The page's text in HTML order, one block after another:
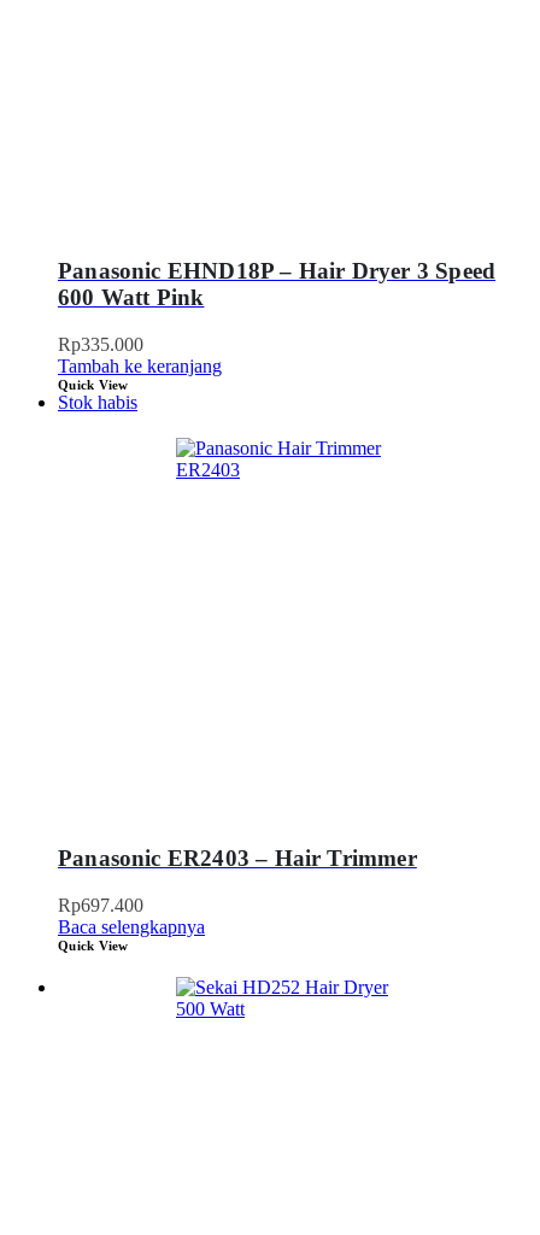
Panasonic EHND18P – Hair Dryer 3 Speed
600 Watt Pink
Rp335.000
Tambah ke keranjang
Quick View
Stok habis
Panasonic ER2403 – Hair Trimmer
Rp697.400
Baca selengkapnya
Quick View